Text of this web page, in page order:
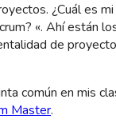
¿Cuál es
«. Ahí están
de
común en mis
Master.